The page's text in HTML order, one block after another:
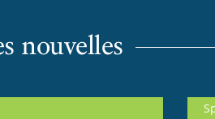
nouvelles